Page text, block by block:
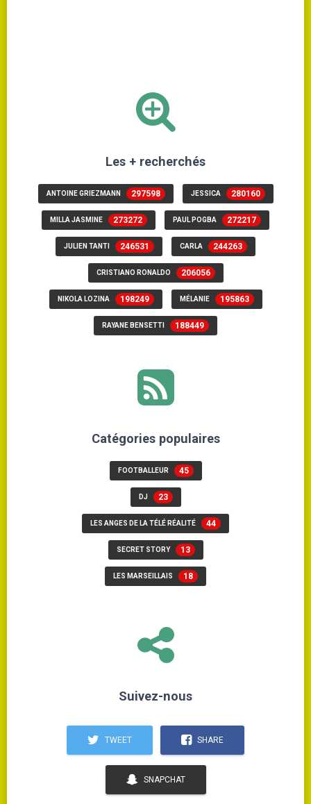
Les + recherchés
ANTOINE GRIEZMANN 297598 JESSICA 280160
MILLA JASMINE 273272 PAUL POGBA 272217
JULIEN TANTI 246531 CARLA 244263
CRISTIANO RONALDO 206056
NIKOLA LOZINA 198249 MÉLANIE 195863
RAYANE BENSETTI 188449
Catégories populaires
FOOTBALLEUR 45
DJ 23
LES ANGES DE LA TÉLÉ RÉALITÉ 44
SECRET STORY 13
LES MARSEILLAIS 18
Suivez-nous
TWEET SHARE
SNAPCHAT